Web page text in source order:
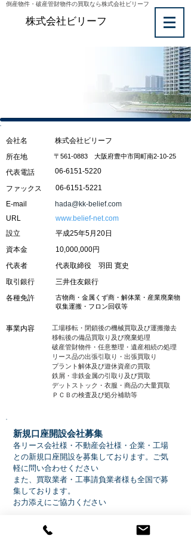
株式会社ビリーフ
倒産物件・破産管財物件の買取なら株式会社ビリーフ
〒561-0883 大阪府豊中市岡町南2-10-25
株式会社ビリーフ
06-6151-5220
06-6151-5221
平成25年5月20日
10,000,000円
代表取締役 羽田 寛史
工場移転・閉鎖後の機械買取及び運搬撤去
移転後の備品買取り及び廃棄処理
破産管財物件・任意整理・遺産相続の処理
リース品の出張引取り・出張買取り
プラント解体及び遊休資産の買取
鉄屑・非鉄金属の引取り及び買取
デットストック・衣服・商品の大量買取
ＰＣＢの検査及び処分補助等
www.belief-net.com
古物商・金属くず商・解体業・産業廃棄物
収集運搬・フロン回収等
三井住友銀行
hada@kk-belief.com
ファックス
代表者
会社名
所在地
代表電話
E-mail
URL
設立
資本金
取引銀行
各種免許
事業内容
新規口座開設会社募集
各リース会社様・不動産会社様・企業・工場
との新規口座開設を募集しております。 ご気
軽に問い合わせください
また、買取業者・工事請負業者様も全国で募
集しております。
お力添えにご協力ください